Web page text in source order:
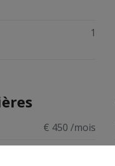
1
€ 450 /mois